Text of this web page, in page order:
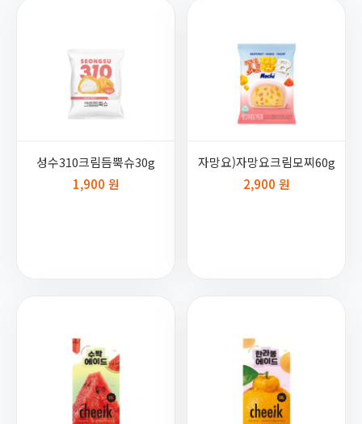
성수310크림듬뿍슈30g
1,900 원
자망요)자망요크림모찌60g
2,900 원